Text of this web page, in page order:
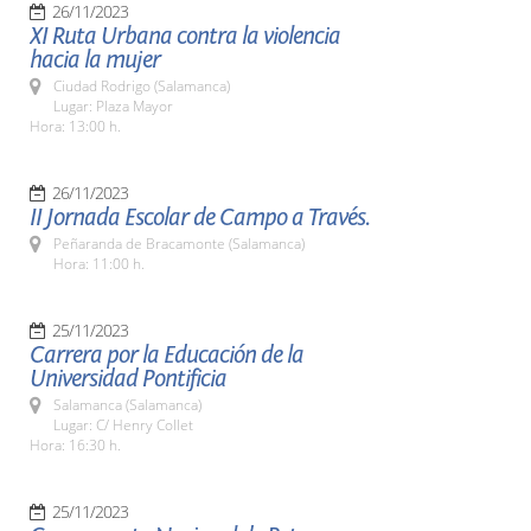
26/11/2023
XI Ruta Urbana contra la violencia
hacia la mujer
Ciudad Rodrigo (Salamanca)
Lugar: Plaza Mayor
Hora: 13:00 h.
26/11/2023
II Jornada Escolar de Campo a Través.
Peñaranda de Bracamonte (Salamanca)
Hora: 11:00 h.
25/11/2023
Carrera por la Educación de la
Universidad Pontificia
Salamanca (Salamanca)
Lugar: C/ Henry Collet
Hora: 16:30 h.
25/11/2023